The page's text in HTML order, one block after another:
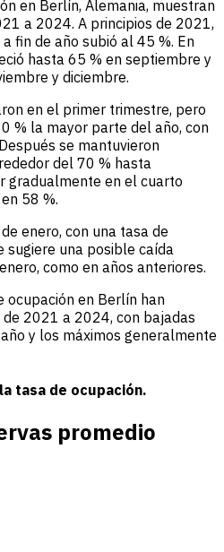
en Berlín, Alemania, muestran
a 2024. A principios de 2021,
fin de año subió al 45 %. En
hasta 65 % en septiembre y
y diciembre.
en el primer trimestre, pero
% la mayor parte del año, con
se mantuvieron
del 70 % hasta
gradualmente en el cuarto
58 %.
enero, con una tasa de
sugiere una posible caída
como en años anteriores.
ocupación en Berlín han
2021 a 2024, con bajadas
y los máximos generalmente
tasa de ocupación.
promedio